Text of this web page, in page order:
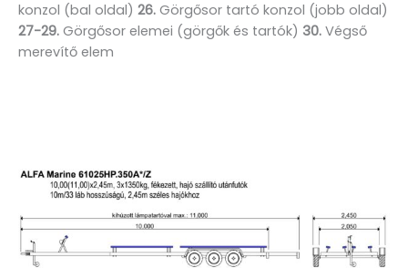
konzol (bal oldal) 26. Görgősor tartó konzol (jobb oldal)
27-29. Görgősor elemei (görgők és tartók) 30. Végső
merevítő elem